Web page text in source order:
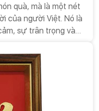
quà, mà là một nét
của người Việt. Nó là
sự trân trọng và
thân, bạn bè,
một số đặc điểm và